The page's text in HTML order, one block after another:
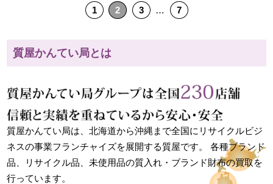
1 2 3 … 7
質屋かんてい局とは
質屋かんてい局は、北海道から沖縄まで全国にリサイクルビジ
ネスの事業フランチャイズを展開する質屋です。 各種ブランド
品、リサイクル品、未使用品の質入れ・ブランド財布の買取を
行っています。